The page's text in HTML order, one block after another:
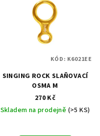
SINGING ROCK SLAŇOVACÍ
OSMA M
270 Kč
Skladem na prodejně (>5 KS)
KÓD: K6021EE